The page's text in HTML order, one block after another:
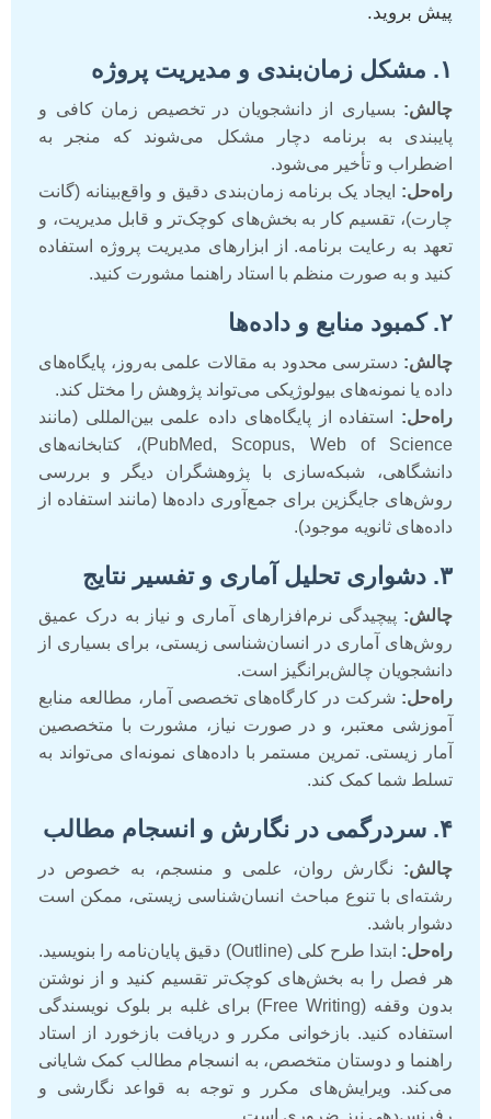
پیش بروید.
۱. مشکل زمان‌بندی و مدیریت پروژه
چالش: بسیاری از دانشجویان در تخصیص زمان کافی و
پایبندی به برنامه دچار مشکل می‌شوند که منجر به
اضطراب و تأخیر می‌شود.
راه‌حل: ایجاد یک برنامه زمان‌بندی دقیق و واقع‌بینانه (گانت
چارت)، تقسیم کار به بخش‌های کوچک‌تر و قابل مدیریت، و
تعهد به رعایت برنامه. از ابزارهای مدیریت پروژه استفاده
کنید و به صورت منظم با استاد راهنما مشورت کنید.
۲. کمبود منابع و داده‌ها
چالش: دسترسی محدود به مقالات علمی به‌روز، پایگاه‌های
داده یا نمونه‌های بیولوژیکی می‌تواند پژوهش را مختل کند.
راه‌حل: استفاده از پایگاه‌های داده علمی بین‌المللی (مانند
PubMed, Scopus, Web of Science)، کتابخانه‌های
دانشگاهی، شبکه‌سازی با پژوهشگران دیگر و بررسی
روش‌های جایگزین برای جمع‌آوری داده‌ها (مانند استفاده از
داده‌های ثانویه موجود).
۳. دشواری تحلیل آماری و تفسیر نتایج
چالش: پیچیدگی نرم‌افزارهای آماری و نیاز به درک عمیق
روش‌های آماری در انسان‌شناسی زیستی، برای بسیاری از
دانشجویان چالش‌برانگیز است.
راه‌حل: شرکت در کارگاه‌های تخصصی آمار، مطالعه منابع
آموزشی معتبر، و در صورت نیاز، مشورت با متخصصین
آمار زیستی. تمرین مستمر با داده‌های نمونه‌ای می‌تواند به
تسلط شما کمک کند.
۴. سردرگمی در نگارش و انسجام مطالب
چالش: نگارش روان، علمی و منسجم، به خصوص در
رشته‌ای با تنوع مباحث انسان‌شناسی زیستی، ممکن است
دشوار باشد.
راه‌حل:
ابتدا طرح کلی (Outline) دقیق پایان‌نامه را بنویسید.
هر فصل را به بخش‌های کوچک‌تر تقسیم کنید و از نوشتن
بدون وقفه (Free Writing) برای غلبه بر بلوک نویسندگی
استفاده کنید. بازخوانی مکرر و دریافت بازخورد از استاد
راهنما و دوستان متخصص، به انسجام مطالب کمک شایانی
می‌کند. ویرایش‌های مکرر و توجه به قواعد نگارشی و